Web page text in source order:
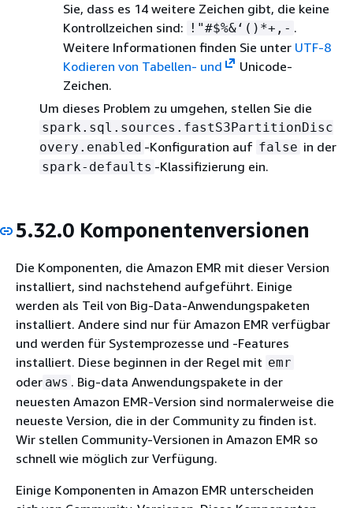
Sie, dass es 14 weitere Zeichen gibt, die keine
Kontrollzeichen sind:
!"#$%&‘()*+,- .
Weitere Informationen finden Sie unter UTF-8
Kodieren von Tabellen- und
Unicode-
Zeichen.
Um dieses Problem zu umgehen, stellen Sie die
spark.sql.sources.fastS3PartitionDisc
overy.enabled -Konfiguration auf false in der
spark-defaults -Klassifizierung ein.
5.32.0 Komponentenversionen
Die Komponenten, die Amazon EMR mit dieser Version
installiert, sind nachstehend aufgeführt. Einige
werden als Teil von Big-Data-Anwendungspaketen
installiert. Andere sind nur für Amazon EMR verfügbar
und werden für Systemprozesse und -Features
installiert. Diese beginnen in der Regel mit emr
oder aws . Big-data Anwendungspakete in der
neuesten Amazon EMR-Version sind normalerweise die
neueste Version, die in der Community zu finden ist.
Wir stellen Community-Versionen in Amazon EMR so
schnell wie möglich zur Verfügung.
Einige Komponenten in Amazon EMR unterscheiden